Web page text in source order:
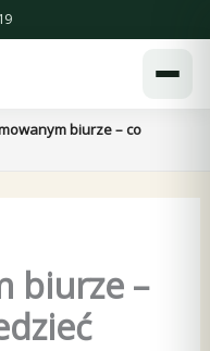
biurze – co
biurze –